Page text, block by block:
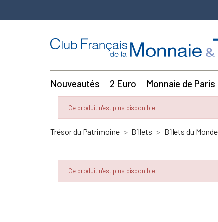
Nouveautés 2 Euro Monnaie de Paris
Ce produit n'est plus disponible.
Trésor du Patrimoine Billets Billets du Monde
Ce produit n'est plus disponible.